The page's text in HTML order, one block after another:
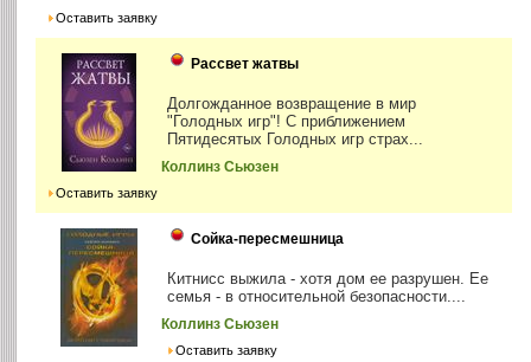
Оставить заявку
Рассвет жатвы
Долгожданное возвращение в мир
"Голодных игр"! С приближением
Пятидесятых Голодных игр страх...
Коллинз Сьюзен
Оставить заявку
Сойка-пересмешница
Китнисс выжила - хотя дом ее разрушен. Ее
семья - в относительной безопасности....
Коллинз Сьюзен
Оставить заявку